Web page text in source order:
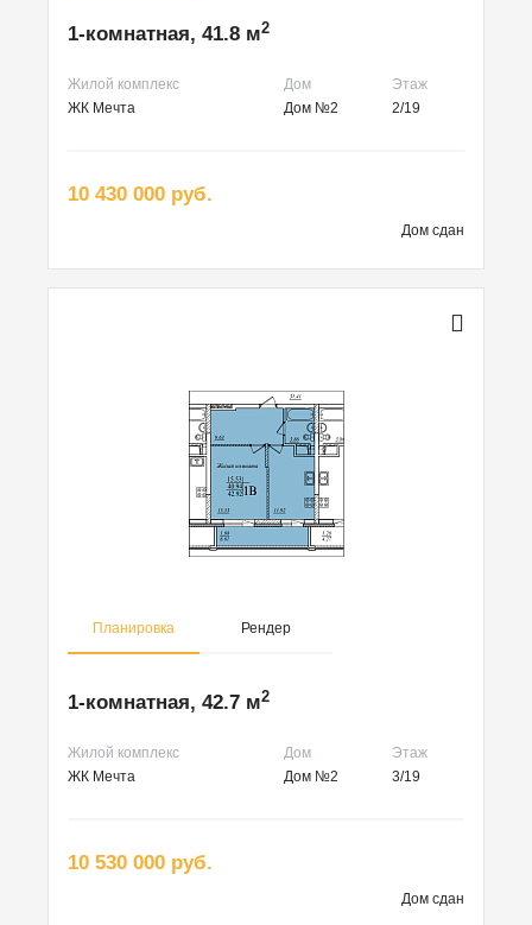
1-комнатная, 41.8 м2
Жилой комплекс Дом
Этаж
ЖК Мечта
Дом №2 2/19
10 430 000 руб.
Дом сдан
Планировка Рендер
1-комнатная, 42.7 м2
Жилой комплекс Дом
Этаж
ЖК Мечта
Дом №2 3/19
10 530 000 руб.
Дом сдан